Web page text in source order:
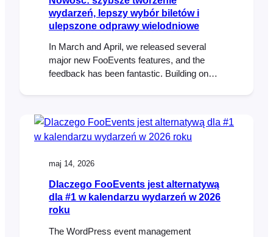
wydarzeń, lepszy wybór biletów i
ulepszone odprawy wielodniowe
In March and April, we released several
major new FooEvents features, and the
feedback has been fantastic. Building on
New Table Variation Layout Option We’ve
added a new table variation display option
maj 14, 2026
Dlaczego FooEvents jest alternatywą
dla #1 w kalendarzu wydarzeń w 2026
roku
The WordPress event management